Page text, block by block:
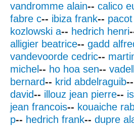
vandromme alain-- calico
fabre c-- ibiza frank--
kozlowski a-- hedrich henri
alligier beatrice-- gadd
vandevoorde cedric--
michel-- ho hoa sen--
bernard-- krid abdelraguib--
david-- illouz jean pierre--
jean francois-- kouaiche
p-- hedrich frank-- dupre